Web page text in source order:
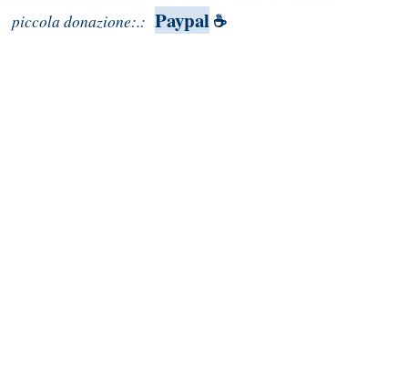
piccola donazione:.: Paypal ☕